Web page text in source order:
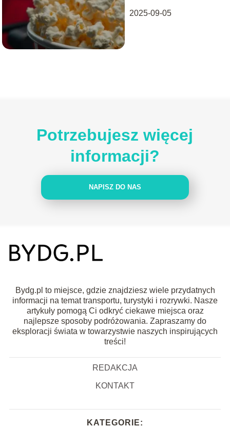
2025-09-05
Potrzebujesz więcej
informacji?
NAPISZ DO NAS
Bydg.pl to miejsce, gdzie znajdziesz wiele przydatnych
informacji na temat transportu, turystyki i rozrywki. Nasze
artykuły pomogą Ci odkryć ciekawe miejsca oraz
najlepsze sposoby podróżowania. Zapraszamy do
eksploracji świata w towarzystwie naszych inspirujących
treści!
REDAKCJA
KONTAKT
KATEGORIE: